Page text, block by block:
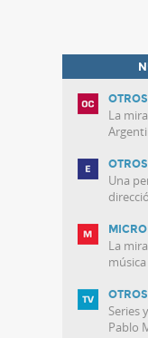
La
Una
La
Series
Pablo